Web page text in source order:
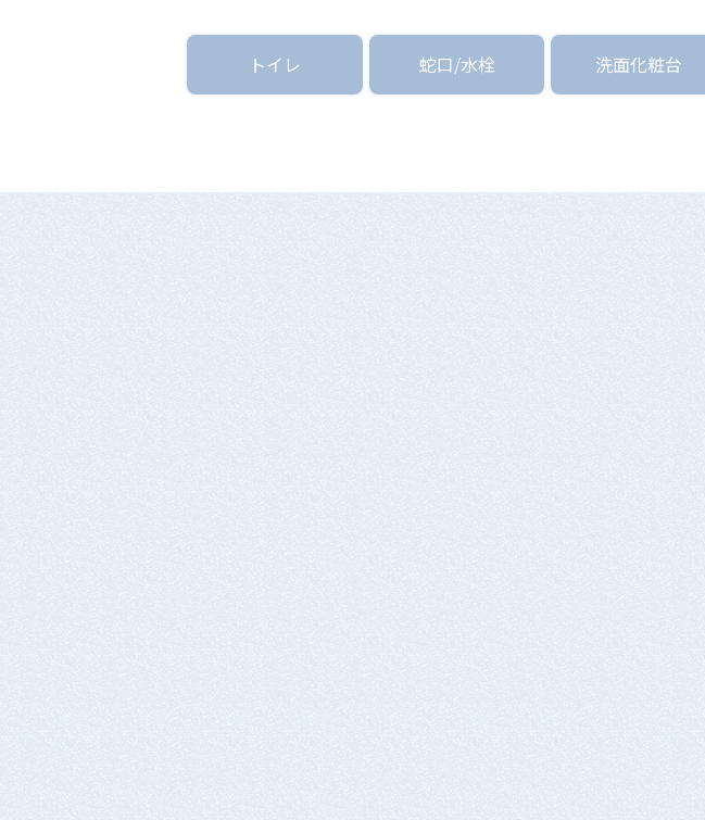
トイレ 蛇口/水栓 洗面化粧台